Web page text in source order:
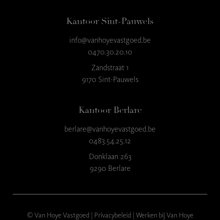
Kantoor Sint-Pauwels
info@vanhoyevastgoed.be
0470.30.20.10
Zandstraat 1
9170 Sint-Pauwels
Kantoor Berlare
berlare@vanhoyevastgoed.be
0483.54.25.12
Donklaan 263
9290 Berlare
© Van Hoye Vastgoed | Privacybeleid| Werken bij Van Hoye